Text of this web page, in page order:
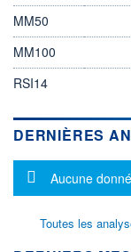
MM50
MM100
RSI14
DERNIÈRES
Message
Aucune
Toutes les